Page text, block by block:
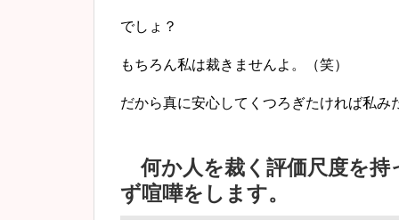
でしょ？
もちろん私は裁きませんよ。（笑）
だから真に安心してくつろぎたければ私
何か人を裁く評価尺度を持
ず喧嘩をします。